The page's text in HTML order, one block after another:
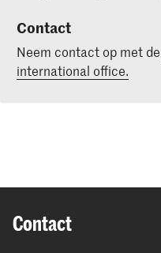
Contact
Neem contact op met de
international office.
Contact